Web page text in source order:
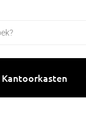
Kantoorkasten